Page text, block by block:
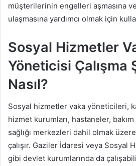
müşterilerinin engelleri aşmasına
ulaşmasına yardımcı olmak için
Sosyal Hizmetler
Yöneticisi Çalışma
Nasıl?
Sosyal hizmetler vaka yöneticileri,
hizmet kurumları, hastaneler,
sağlığı merkezleri dahil olmak
çalışır. Gaziler İdaresi veya Sosyal
gibi devlet kurumlarında da